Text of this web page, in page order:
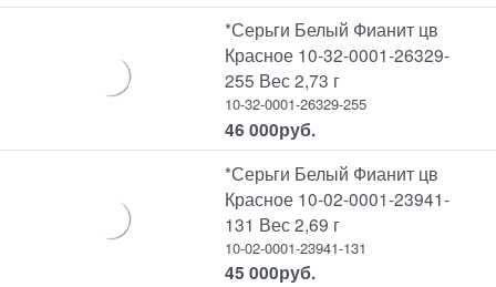
*Серьги Белый Фианит цв
Красное 10-32-0001-26329-
255 Вес 2,73 г
10-32-0001-26329-255
46 000руб.
*Серьги Белый Фианит цв
Красное 10-02-0001-23941-
131 Вес 2,69 г
10-02-0001-23941-131
45 000руб.